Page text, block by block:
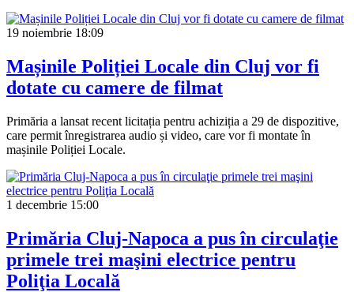
19 noiembrie 18:09
Mașinile Poliției Locale din Cluj vor fi
dotate cu camere de filmat
Primăria a lansat recent licitația pentru achiziția a 29 de dispozitive,
care permit înregistrarea audio și video, care vor fi montate în
mașinile Poliției Locale.
1 decembrie 15:00
Primăria Cluj-Napoca a pus în circulaţie
primele trei maşini electrice pentru
Poliţia Locală